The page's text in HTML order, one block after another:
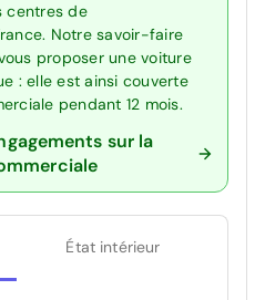
centres de
Notre savoir-faire
proposer une voiture
: elle est ainsi couverte
pendant 12 mois.
sur la
État intérieur